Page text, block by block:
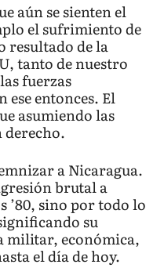
aún se sienten el
el sufrimiento de
resultado de la
tanto de nuestro
fuerzas
entonces. El
asumiendo las
derecho.
a Nicaragua.
brutal a
’80, sino por todo lo
su
económica,
el día de hoy.